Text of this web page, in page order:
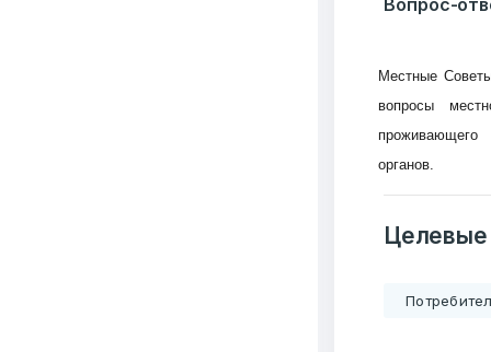
Вопрос-
Местные
вопросы
проживающего
органов.
Целевые